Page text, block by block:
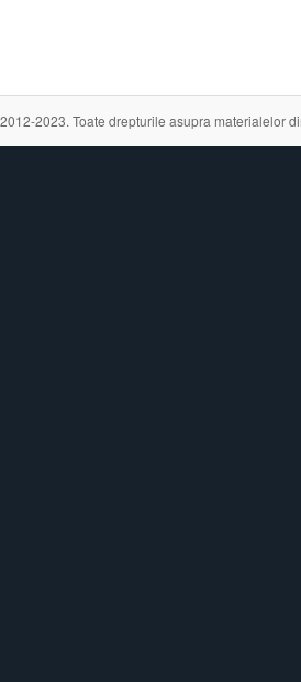
2023. Toate drepturile asupra materialelor